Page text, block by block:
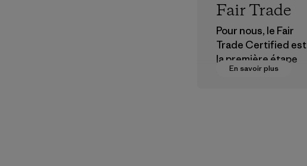
En savoir plus
Fair Trade
Pour nous, le Fair
Trade Certified est
la première étape
vers des